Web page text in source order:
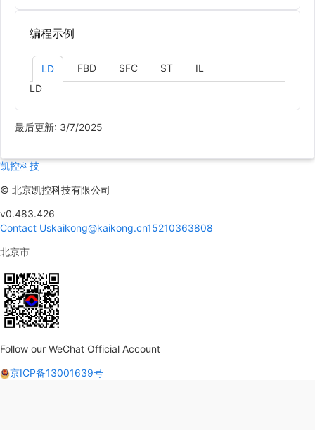
编程示例
LD FBD SFC ST
IL
LD
最后更新: 3/7/2025
凯控科技
© 北京凯控科技有限公司
v0.483.426
Contact Uskaikong@kaikong.cn15210363808
北京市
Follow our WeChat Official Account
京ICP备13001639号